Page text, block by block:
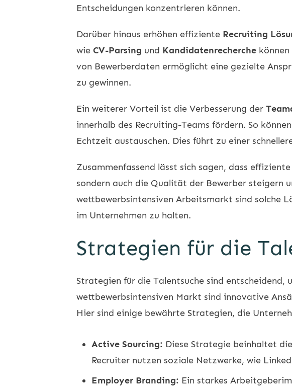
Entscheidungen konzentrieren können.
Darüber hinaus erhöhen effiziente Recruiting
wie CV-Parsing und Kandidatenrecherche
von Bewerberdaten ermöglicht eine gezielte
zu gewinnen.
Ein weiterer Vorteil ist die Verbesserung der
innerhalb des Recruiting-Teams fördern. So
Echtzeit austauschen. Dies führt zu einer
Zusammenfassend lässt sich sagen, dass effiziente
sondern auch die Qualität der Bewerber steigern
wettbewerbsintensiven Arbeitsmarkt sind solche
im Unternehmen zu halten.
Strategien für die
Strategien für die Talentsuche sind
wettbewerbsintensiven Markt sind innovative
Hier sind einige bewährte Strategien, die
Active Sourcing: Diese Strategie beinhaltet
Recruiter nutzen soziale Netzwerke, wie
Employer Branding: Ein starkes